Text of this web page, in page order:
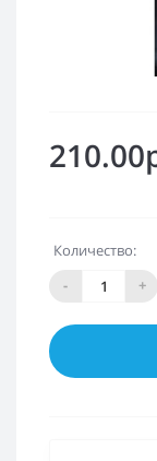
Количество:
-
+